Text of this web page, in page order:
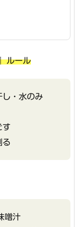
ルール
・水のみ
す
る
噌汁